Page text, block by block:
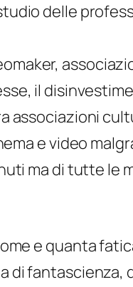
delle
il
associazioni
e video
ma di tutte le
e quanta
di fantascienza,